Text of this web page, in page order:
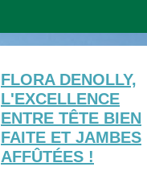
FLORA DENOLLY,
L'EXCELLENCE
ENTRE TÊTE BIEN
FAITE ET JAMBES
AFFÛTÉES !